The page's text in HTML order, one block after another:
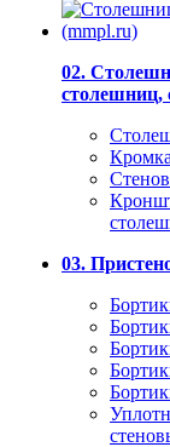
02.
столешниц,
03.